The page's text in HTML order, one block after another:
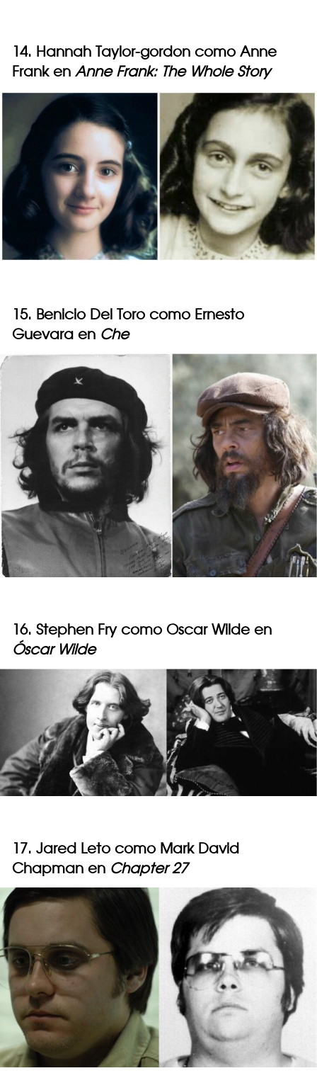
14. Hannah Taylor-gordon como Anne
Frank en Anne Frank: The Whole Story
15. Benicio Del Toro como Ernesto
Guevara en Che
16. Stephen Fry como Oscar Wilde en
Óscar Wilde
17. Jared Leto como Mark David
Chapman en Chapter 27